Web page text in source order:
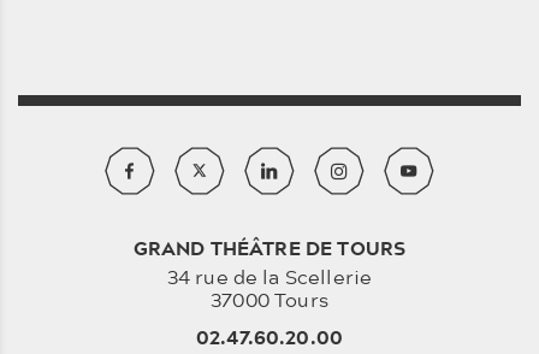
GRAND THÉÂTRE DE TOURS
34 rue de la Scellerie
37000 Tours
02.47.60.20.00